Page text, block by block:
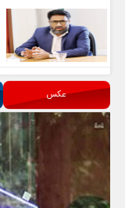
عکس